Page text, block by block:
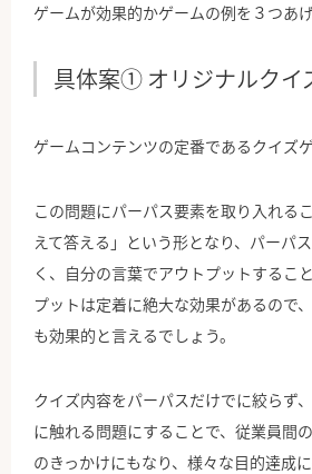
ゲームが効果的かゲームの例を３つあげ
具体案① オリジナルクイ
ゲームコンテンツの定番であるクイズゲ
この問題にパーパス要素を取り入れる
えて答える」という形となり、パーパ
く、自分の言葉でアウトプットするこ
プットは定着に絶大な効果があるので
も効果的と言えるでしょう。
クイズ内容をパーパスだけでに絞らず
に触れる問題にすることで、従業員間
のきっかけにもなり、様々な目的達成